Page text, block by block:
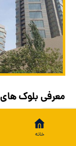
معرفی بلوک
خانه